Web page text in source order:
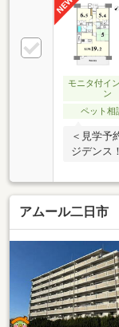
モニタ付イ
ン
ペット相
＜見学予
ジデンス
せスペ
お部屋■
ペット飼
リーラウ
用施設充
帯にも嬉
ット筑紫
市駅のコ
は弊社で
アムール二日市